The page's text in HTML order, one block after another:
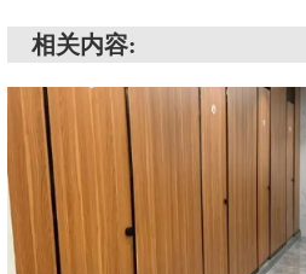
相关内容: